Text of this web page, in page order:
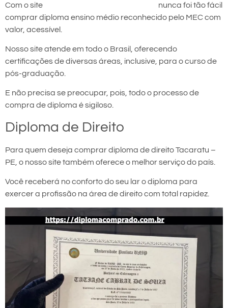
Com o site
nunca foi tão fácil
comprar diploma ensino médio reconhecido pelo MEC com
valor, acessível.
Nosso site atende em todo o Brasil, oferecendo
certificações de diversas áreas, inclusive, para o curso de
pós-graduação.
E não precisa se preocupar, pois, todo o processo de
compra de diploma é sigiloso.
Diploma de Direito
Para quem deseja comprar diploma de direito Tacaratu –
PE, o nosso site também oferece o melhor serviço do país.
Você receberá no conforto do seu lar o diploma para
exercer a profissão na área de direito com total rapidez.